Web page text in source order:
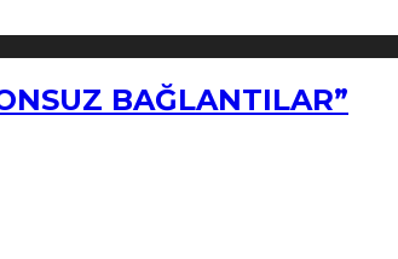
BAĞLANTILAR”